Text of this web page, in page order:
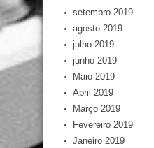
setembro 2019
agosto 2019
julho 2019
junho 2019
Maio 2019
Abril 2019
Março 2019
Fevereiro 2019
Janeiro 2019